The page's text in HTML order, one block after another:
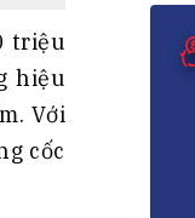
triệu
hiệu
Với
cốc